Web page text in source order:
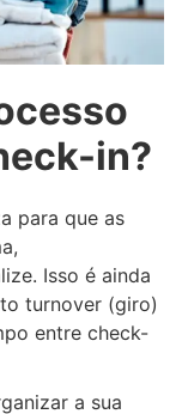
in?
para que as
Isso é ainda
turnover (giro)
entre check-
a sua